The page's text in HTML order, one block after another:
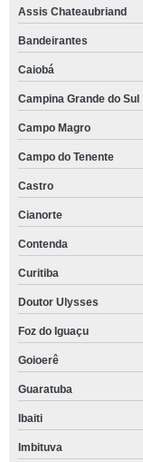
Assis Chateaubriand
Bandeirantes
Caiobá
Campina Grande do Sul
Campo Magro
Campo do Tenente
Castro
Cianorte
Contenda
Curitiba
Doutor Ulysses
Foz do Iguaçu
Goioerê
Guaratuba
Ibaiti
Imbituva